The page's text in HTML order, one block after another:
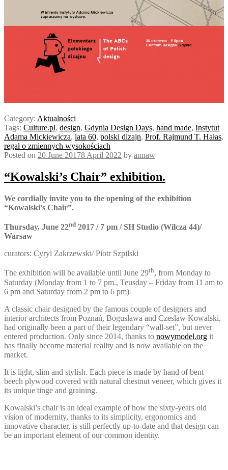
Category: Aktualności
Tags: Culture.pl, design, Gdynia Design Days, hand made, Instytut
Adama Mickiewicza, lata 60, polski dizajn, Prof. Rajmund T. Hałas,
regał o zmiennych wysokościach
Posted on 20 June 20178 April 2022 by annaw
“Kowalski’s Chair” exhibition.
We cordially invite you to the opening of the exhibition
“Kowalski’s Chair”.
Thursday, June 22nd 2017 / 7 pm / SH Studio (Wilcza 44)/
Warsaw
curators: Cyryl Zakrzewski/ Piotr Szpilski
The exhibition will be available until June 29th, from Monday to
Saturday (Monday from 1 to 7 pm., Teusday – Friday from 11 am to
6 pm and Saturday from 2 pm to 6 pm)
A classic chair designed by the famous couple of designers and
interior architects from Poznań, Bogusława and Czeslaw Kowalski,
had originally been a part of their legendary “wall-set”, but never
entered production. Only since 2014, thanks to nowymodel.org it
has finally become material reality and is now available on the
market.
It is light, slim and stylish. Each piece is made by hand of bent
beech plywood covered with natural chestnut veneer, which gives it
its unique tinge and graining.
Kowalski’s chair is an ideal example of how the sixty-years old
vision of modernity, thanks to its simplicity, ergonomics and
innovative character, is still perfectly up-to-date and that design can
be an important element of our common identity.